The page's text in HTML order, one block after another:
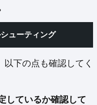
ューティング
以下の点も確認してく
しているか確認して